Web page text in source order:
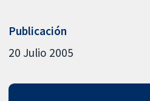
Publicación
20 Julio 2005